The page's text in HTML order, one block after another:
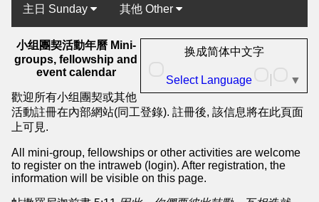
歐
華
人
基
督
教
會
主日 Sunday 其他 Other
换成简体中文字
Select Language ▼
小组團契活動年曆 Mini-
groups, fellowship and
event calendar
歡迎所有小组團契或其他
活動註冊在內部網站(同工登錄). 註冊後, 該信息將在此頁面
上可見.
All mini-group, fellowships or other activities are welcome
to register on the intraweb (login). After registration, the
information will be visible on this page.